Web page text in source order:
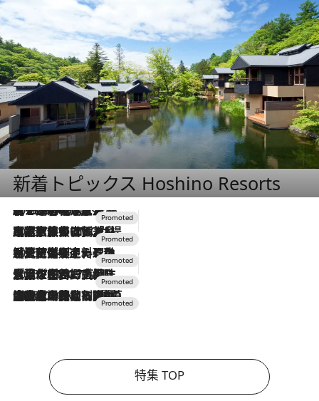
新着トピックス Hoshino Resorts
2026.8.7
【トンボの足水浴】ヒノキの香りに包まれて涼感マックス！約13℃の湧水かけ流しを避暑地「星野温泉 トンボの湯」で体験
2026.7.31
【ホテル帰省】という選択肢をOMOが提案。家族とほどよい距離を保つには「昼は実家、夜は気兼ねなくホテルで！」
2026.7.24
【夏限定ディナーコース】旬を迎える稚鮎や花ズッキーニなどをイタリア・トスカーナの郷土料理の手法で満喫！
2026.7.17
「土佐和ハーブかき氷」がOMO7高知に登場！生姜、山椒、大葉など目にも舌にも涼を呼ぶ郷土の味
2026.7.10
NEW OPEN！【界 草津】名湯の地に誕生。趣の異なる2種の温泉と上州ならではの会席・蕎麦割烹など美食を味わう究極の癒やし旅
特集 TOP